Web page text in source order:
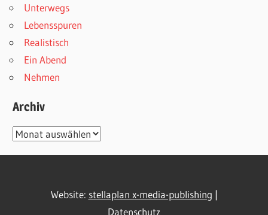
Unterwegs
Lebensspuren
Realistisch
Ein Abend
Nehmen
Archiv
Archiv
Website: stellaplan x-media-publishing |
Datenschutz